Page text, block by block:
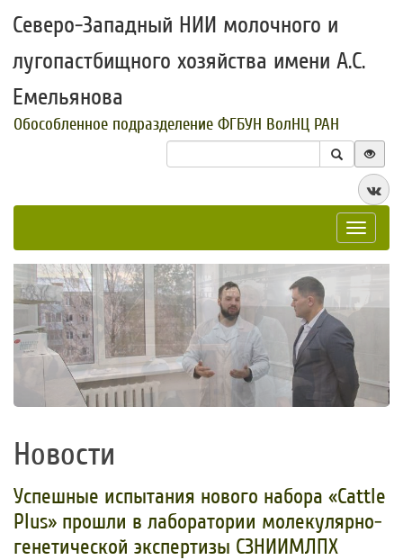
Северо-Западный НИИ молочного и
лугопастбищного хозяйства имени А.С.
Емельянова
Обособленное подразделение ФГБУН ВолНЦ РАН
Toggle
Новости
Успешные испытания нового набора «Cattle
Plus» прошли в лаборатории молекулярно-
генетической экспертизы СЗНИИМЛПХ